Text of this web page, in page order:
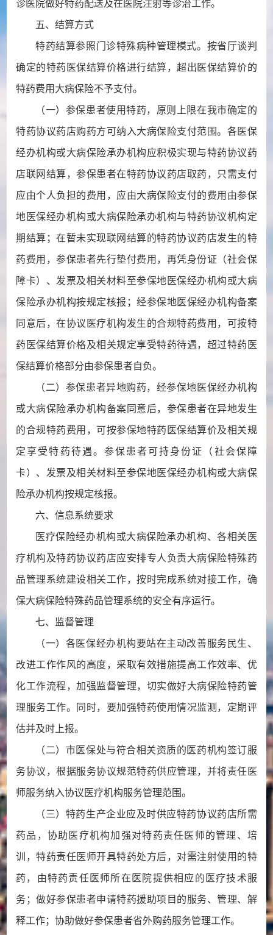
诊医院做好特药配送及在医院注射等诊治工作。
五、结算方式
特药结算参照门诊特殊病种管理模式。按省厅谈判
确定的特药医保结算价格进行结算，超出医保结算价的
特药费用大病保险不予支付。
（一）参保患者使用特药，原则上限在我市确定的
特药协议药店购药方可纳入大病保险支付范围。各医保
经办机构或大病保险承办机构应积极实现与特药协议药
店联网结算，参保患者在特药协议药店取药，只需支付
应由个人负担的费用，应由大病保险支付的费用由参保
地医保经办机构或大病保险承办机构与特药协议机构定
期结算；在暂未实现联网结算的特药协议药店发生的特
药费用，参保患者先行垫付费用，再凭身份证（社会保
障卡）、发票及相关材料至参保地医保经办机构或大病
保险承办机构按规定核报；经参保地医保经办机构备案
同意后，在协议医疗机构发生的合规特药费用，可按特
药医保结算价格及相关规定享受特药待遇，超过特药医
保结算价格部分由参保患者自负。
（二）参保患者异地购药，经参保地医保经办机构
或大病保险承办机构备案同意后，参保患者在异地发生
的合规特药费用，可按参保地特药医保结算价及相关规
定享受特药待遇。参保患者可持身份证（社会保障
卡）、发票及相关材料至参保地医保经办机构或大病保
险承办机构按规定核报。
六、信息系统要求
医疗保险经办机构或大病保险承办机构、各相关医
疗机构及特药协议药店应安排专人负责大病保险特殊药
品管理系统建设相关工作，按时完成系统对接工作，确
保大病保险特殊药品管理系统的安全有序运行。
七、监督管理
（一）各医保经办机构要站在主动改善服务民生、
改进工作作风的高度，采取有效措施提高工作效率、优
化工作流程，加强监督管理，切实做好大病保险特药管
理服务工作。同时，要加强特药使用情况监测，定期评
估并及时上报。
（二）市医保处与符合相关资质的医药机构签订服
务协议，根据服务协议规范特药供应管理，并将责任医
师服务纳入协议医疗机构服务管理范围。
（三）特药生产企业应及时供应特药协议药店所需
药品，协助医疗机构加强对特药责任医师的管理、培
训，特药责任医师开具特药处方后，对需注射使用的特
药，由特药责任医师所在医院提供相应的医疗技术服
务；做好参保患者申请特药援助项目的服务、管理、解
释工作；协助做好参保患者省外购药服务管理工作。